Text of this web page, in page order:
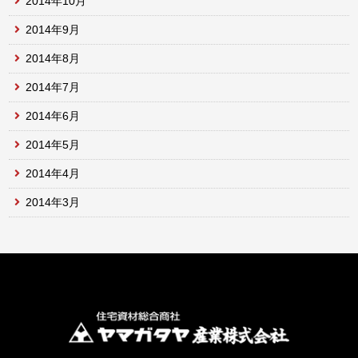
2014年9月
2014年8月
2014年7月
2014年6月
2014年5月
2014年4月
2014年3月